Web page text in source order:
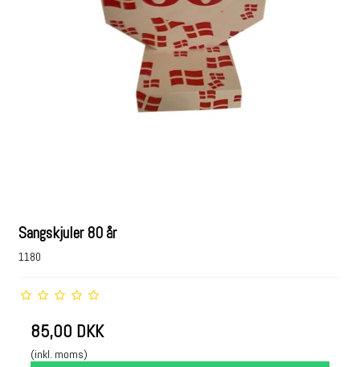
Sangskjuler 80 år
1180
85,00 DKK
(inkl. moms)